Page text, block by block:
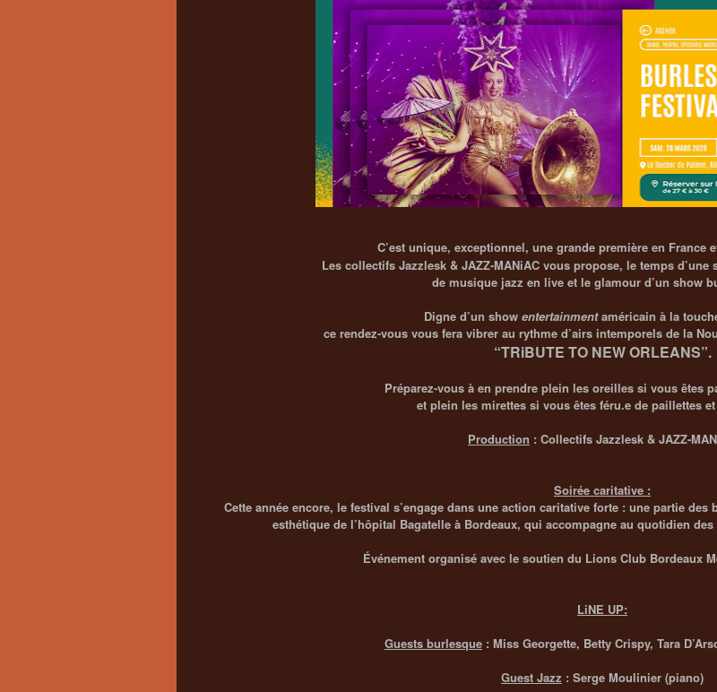
C’est unique, exceptionnel, une grande première en France
Les collectifs Jazzlesk & JAZZ-MANiAC vous propose, le temps
de musique jazz en live et le glamour d’un show
Digne d’un show entertainmentaméricain à la
ce rendez-vous vous fera vibrer au rythme d’airs intemporels de la
“TRiBUTE TO NEW ORLEANS”.
Préparez-vous à en prendre plein les oreilles si vous êtes
et plein les mirettes si vous êtes féru.e de paillettes
Production : Collectifs Jazzlesk & JAZZ-
Soirée caritative :
Cette année encore, le festival s’engage dans une action caritative forte : une partie des
esthétique de l’hôpital Bagatelle à Bordeaux, qui accompagne au quotidien
Événement organisé avec le soutien du Lions Club Bordeaux
LiNE UP:
Guests burlesque : Miss Georgette, Betty Crispy, Tara
Guest Jazz : Serge Moulinier (piano)